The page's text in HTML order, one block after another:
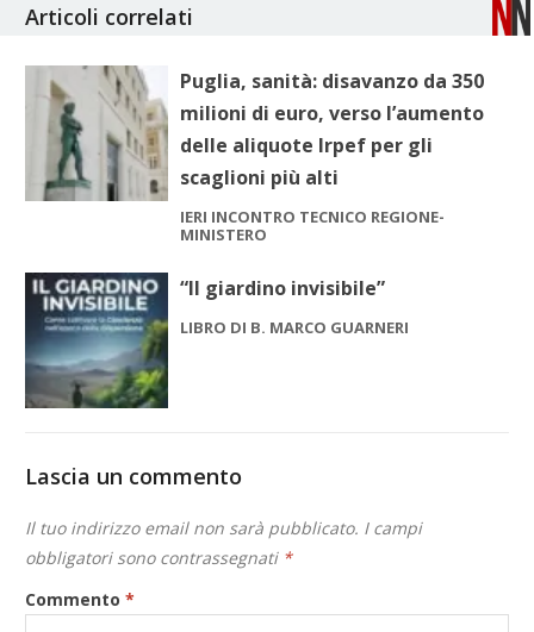
Articoli correlati
Puglia, sanità: disavanzo da 350
milioni di euro, verso l’aumento
delle aliquote Irpef per gli
scaglioni più alti
IERI INCONTRO TECNICO REGIONE-
MINISTERO
“Il giardino invisibile”
LIBRO DI B. MARCO GUARNERI
Lascia un commento
Il tuo indirizzo email non sarà pubblicato. I campi
obbligatori sono contrassegnati *
Commento*